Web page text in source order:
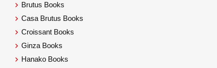
Brutus Books
Casa Brutus Books
Croissant Books
Ginza Books
Hanako Books